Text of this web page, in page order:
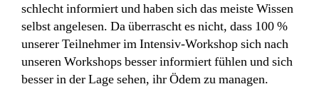
schlecht informiert und haben sich das meiste Wissen
selbst angelesen. Da überrascht es nicht, dass 100 %
unserer Teilnehmer im Intensiv-Workshop sich nach
unseren Workshops besser informiert fühlen und sich
besser in der Lage sehen, ihr Ödem zu managen.